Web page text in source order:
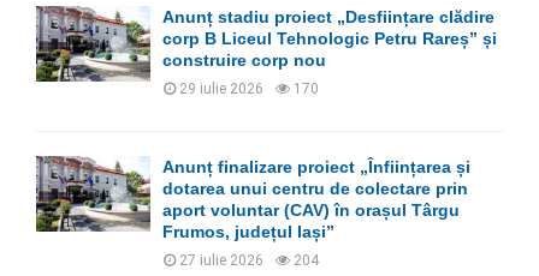
Anunț stadiu proiect „Desființare clădire
corp B Liceul Tehnologic Petru Rareș” și
construire corp nou
29 iulie 2026 170
Anunț finalizare proiect „Înființarea și
dotarea unui centru de colectare prin
aport voluntar (CAV) în orașul Târgu
Frumos, județul Iași”
27 iulie 2026 204